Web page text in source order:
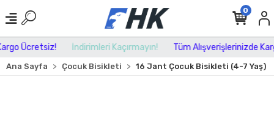
Ücretsiz! İndirimleri Kaçırmayın! Tüm Alışverişlerinizde
0
Ana Sayfa Çocuk Bisikleti 16 Jant Çocuk Bisikleti (4-7 Yaş)